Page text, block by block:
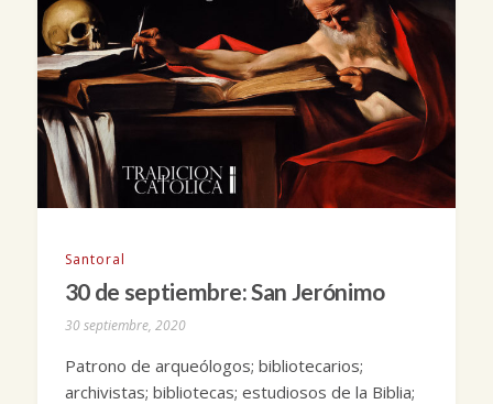
Santoral
30 de septiembre: San Jerónimo
30 septiembre, 2020
Patrono de arqueólogos; bibliotecarios;
archivistas; bibliotecas; estudiosos de la Biblia;